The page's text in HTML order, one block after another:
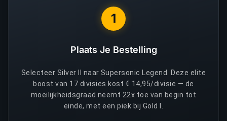
1
Plaats Je Bestelling
Selecteer Silver II naar Supersonic Legend. Deze elite
boost van 17 divisies kost € 14,95/divisie — de
moeilijkheidsgraad neemt 22x toe van begin tot
einde, met een piek bij Gold I.